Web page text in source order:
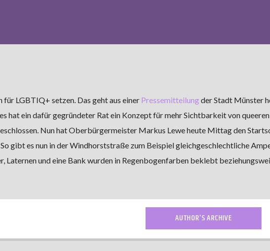
für LGBTIQ+ setzen. Das geht aus einer Pressemitteilungder Stadt Münster
hat ein dafür gegründeter Rat ein Konzept für mehr Sichtbarkeit von queeren
Nun hat Oberbürgermeister Markus Lewe heute Mittag den
gibt es nun in der Windhorststraße zum Beispiel gleichgeschlechtliche
Laternen und eine Bank wurden in Regenbogenfarben beklebt
AUTHOR'S ARCHIVE